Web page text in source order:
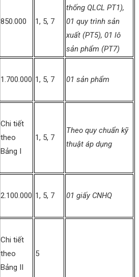
850.000 1, 5, 7
thống QLCL PT1),
01 quytrình sản
xuất (PT5), 01 lô
sản phẩm (PT7)
1.700.000 1, 5, 7 01 sản phẩm
Chi tiết
theo
Bảng I
1, 5, 7
Theo quy chuẩn kỹ
thuật áp dụng
2.100.000 1, 5, 7 01 giấy CNHQ
Chi tiết
theo
Bảng II
5